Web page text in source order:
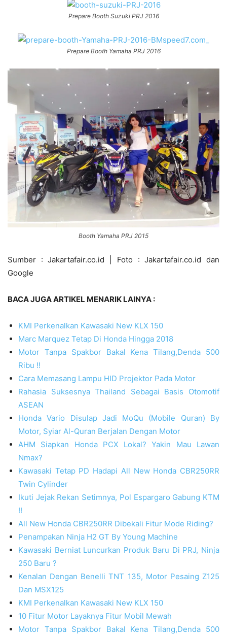
Prepare Booth Suzuki PRJ 2016
Prepare Booth Yamaha PRJ 2016
Booth Yamaha PRJ 2015
Sumber : Jakartafair.co.id | Foto : Jakartafair.co.id dan
Google
BACA JUGA ARTIKEL MENARIK LAINYA :
KMI Perkenalkan Kawasaki New KLX 150
Marc Marquez Tetap Di Honda Hingga 2018
Motor Tanpa Spakbor Bakal Kena Tilang,Denda 500
Ribu !!
Cara Memasang Lampu HID Projektor Pada Motor
Rahasia Suksesnya Thailand Sebagai Basis Otomotif
ASEAN
Honda Vario Disulap Jadi MoQu (Mobile Quran) By
Motor, Syiar Al-Quran Berjalan Dengan Motor
AHM Siapkan Honda PCX Lokal? Yakin Mau Lawan
Nmax?
Kawasaki Tetap PD Hadapi All New Honda CBR250RR
Twin Cylinder
Ikuti Jejak Rekan Setimnya, Pol Espargaro Gabung KTM
!!
All New Honda CBR250RR Dibekali Fitur Mode Riding?
Penampakan Ninja H2 GT By Young Machine
Kawasaki Berniat Luncurkan Produk Baru Di PRJ, Ninja
250 Baru ?
Kenalan Dengan Benelli TNT 135, Motor Pesaing Z125
Dan MSX125
KMI Perkenalkan Kawasaki New KLX 150
10 Fitur Motor Layaknya Fitur Mobil Mewah
Motor Tanpa Spakbor Bakal Kena Tilang,Denda 500